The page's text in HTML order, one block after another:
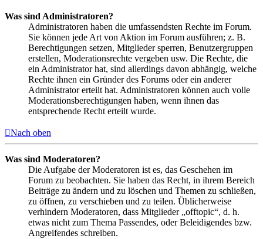
Was sind Administratoren?
Administratoren haben die umfassendsten Rechte im Forum.
Sie können jede Art von Aktion im Forum ausführen; z. B.
Berechtigungen setzen, Mitglieder sperren, Benutzergruppen
erstellen, Moderationsrechte vergeben usw. Die Rechte, die
ein Administrator hat, sind allerdings davon abhängig, welche
Rechte ihnen ein Gründer des Forums oder ein anderer
Administrator erteilt hat. Administratoren können auch volle
Moderationsberechtigungen haben, wenn ihnen das
entsprechende Recht erteilt wurde.
Nach oben
Was sind Moderatoren?
Die Aufgabe der Moderatoren ist es, das Geschehen im
Forum zu beobachten. Sie haben das Recht, in ihrem Bereich
Beiträge zu ändern und zu löschen und Themen zu schließen,
zu öffnen, zu verschieben und zu teilen. Üblicherweise
verhindern Moderatoren, dass Mitglieder „offtopic“, d. h.
etwas nicht zum Thema Passendes, oder Beleidigendes bzw.
Angreifendes schreiben.